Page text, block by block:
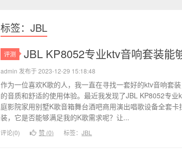
标签：JBL
评测 JBL KP8052专业ktv音响套装能
admin 发布于 2023-12-29 15:18:48
作为一位喜欢K歌的人，我一直在寻找一套好的ktv音响套
的音质和舒适的使用体验。最近我发现了JBL KP8052专业
庭影院家用别墅K歌音箱舞台酒吧商用演出唱歌设备全套
装，它是否能够满足我的K歌需求呢？让...
评论(0) 赞 (0) 标签： JBL